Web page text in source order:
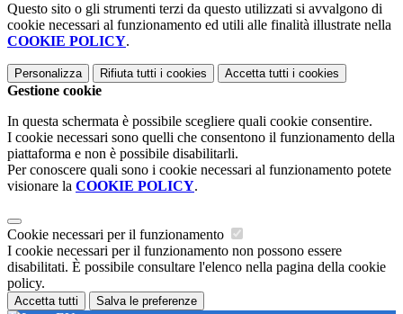
Questo sito o gli strumenti terzi da questo utilizzati si avvalgono di
cookie necessari al funzionamento ed utili alle finalità illustrate nella
COOKIE POLICY.
Personalizza Rifiuta tutti i cookies Accetta tutti i cookies
Gestione cookie
In questa schermata è possibile scegliere quali cookie consentire.
I cookie necessari sono quelli che consentono il funzionamento della
piattaforma e non è possibile disabilitarli.
Per conoscere quali sono i cookie necessari al funzionamento potete
visionare la COOKIE POLICY.
Cookie necessari per il funzionamento
I cookie necessari per il funzionamento non possono essere
disabilitati. È possibile consultare l'elenco nella pagina della cookie
policy.
Accetta tutti Salva le preferenze